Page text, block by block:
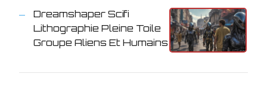
Dreamshaper Scifi
Lithographie Pleine Toile
Groupe Aliens Et Humains